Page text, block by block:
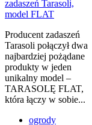
Producent zadaszeń
Tarasoli połączył dwa
najbardziej pożądane
produkty w jeden
unikalny model –
TARASOLĘ FLAT,
która łączy w sobie...
ogrody